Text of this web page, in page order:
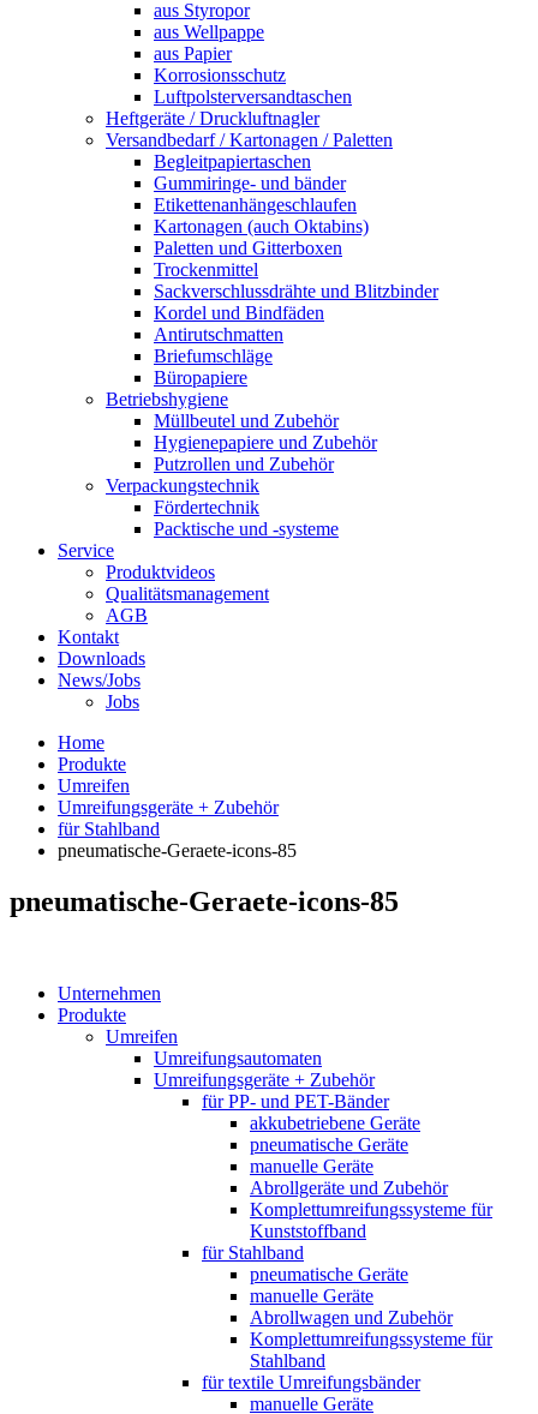
aus Styropor
aus Wellpappe
aus Papier
Korrosionsschutz
Luftpolsterversandtaschen
Heftgeräte / Druckluftnagler
Versandbedarf / Kartonagen / Paletten
Begleitpapiertaschen
Gummiringe- und bänder
Etikettenanhängeschlaufen
Kartonagen (auch Oktabins)
Paletten und Gitterboxen
Trockenmittel
Sackverschlussdrähte und Blitzbinder
Kordel und Bindfäden
Antirutschmatten
Briefumschläge
Büropapiere
Betriebshygiene
Müllbeutel und Zubehör
Hygienepapiere und Zubehör
Putzrollen und Zubehör
Verpackungstechnik
Fördertechnik
Packtische und -systeme
Service
Produktvideos
Qualitätsmanagement
AGB
Kontakt
Downloads
News/Jobs
Jobs
Home
Produkte
Umreifen
Umreifungsgeräte + Zubehör
für Stahlband
pneumatische-Geraete-icons-85
pneumatische-Geraete-icons-85
Unternehmen
Produkte
Umreifen
Umreifungsautomaten
Umreifungsgeräte + Zubehör
für PP- und PET-Bänder
akkubetriebene Geräte
pneumatische Geräte
manuelle Geräte
Abrollgeräte und Zubehör
Komplett­umreifungs­systeme für
Kunststoffband
für Stahlband
pneumatische Geräte
manuelle Geräte
Abrollwagen und Zubehör
Komplett­umreifungs­systeme für
Stahlband
für textile Umreifungsbänder
manuelle Geräte